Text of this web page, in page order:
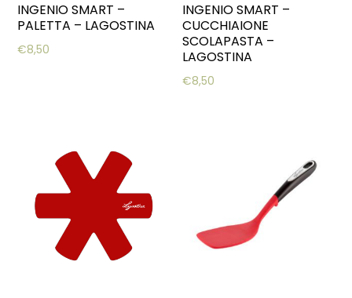
INGENIO SMART –
PALETTA – LAGOSTINA
€8,50
INGENIO SMART –
CUCCHIAIONE
SCOLAPASTA –
LAGOSTINA
€8,50